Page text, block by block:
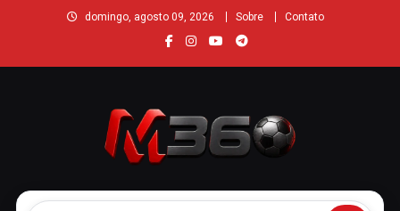
domingo, agosto 09, 2026 Sobre Contato